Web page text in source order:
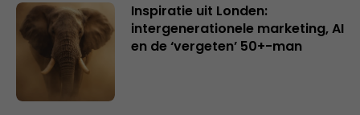
Inspiratie uit Londen:
intergenerationele marketing, AI
en de ‘vergeten’ 50+-man